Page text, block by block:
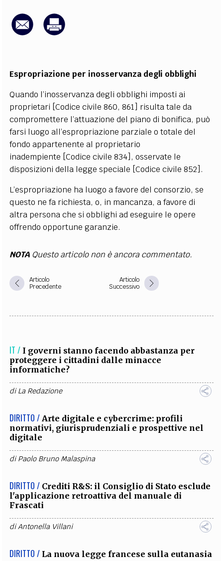
CODICI RUBRICHE
Espropriazione per inosservanza degli obblighi
Quando l’inosservanza degli obblighi imposti ai
proprietari [Codice civile 860, 861] risulta tale da
compromettere l’attuazione del piano di bonifica, può
farsi luogo all’espropriazione parziale o totale del
fondo appartenente al proprietario
inadempiente [Codice civile 834], osservate le
disposizioni della legge speciale [Codice civile 852].
L’espropriazione ha luogo a favore del consorzio, se
questo ne fa richiesta, o, in mancanza, a favore di
altra persona che si obblighi ad eseguire le opere
offrendo opportune garanzie.
NOTA Questo articolo non è ancora commentato.
Articolo
Precedente
Articolo
Successivo
IT / I governi stanno facendo abbastanza per
proteggere i cittadini dalle minacce
informatiche?
diLa Redazione
DIRITTO / Arte digitale e cybercrime: profili
normativi, giurisprudenziali e prospettive nel
digitale
diPaolo Bruno Malaspina
DIRITTO / Crediti R&S: il Consiglio di Stato esclude
l'applicazione retroattiva del manuale di
Frascati
diAntonella Villani
DIRITTO / La nuova legge francese sulla eutanasia